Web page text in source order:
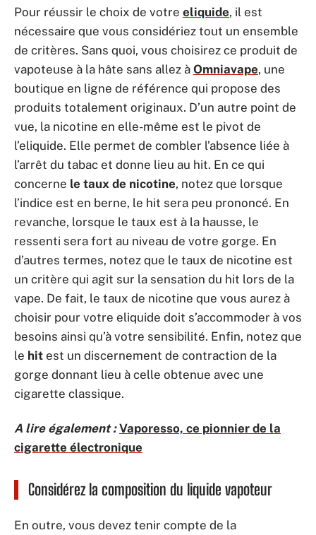
Pour réussir le choix de votre eliquide, il est
nécessaire que vous considériez tout un ensemble
de critères. Sans quoi, vous choisirez ce produit de
vapoteuse à la hâte sans allez à Omniavape, une
boutique en ligne de référence qui propose des
produits totalement originaux. D’un autre point de
vue, la nicotine en elle-même est le pivot de
l’eliquide. Elle permet de combler l’absence liée à
l’arrêt du tabac et donne lieu au hit. En ce qui
concerne le taux de nicotine, notez que lorsque
l’indice est en berne, le hit sera peu prononcé. En
revanche, lorsque le taux est à la hausse, le
ressenti sera fort au niveau de votre gorge. En
d’autres termes, notez que le taux de nicotine est
un critère qui agit sur la sensation du hit lors de la
vape. De fait, le taux de nicotine que vous aurez à
choisir pour votre eliquide doit s’accommoder à vos
besoins ainsi qu’à votre sensibilité. Enfin, notez que
le hit est un discernement de contraction de la
gorge donnant lieu à celle obtenue avec une
cigarette classique.
A lire également : Vaporesso, ce pionnier de la
cigarette électronique
Considérez la composition du liquide vapoteur
En outre, vous devez tenir compte de la